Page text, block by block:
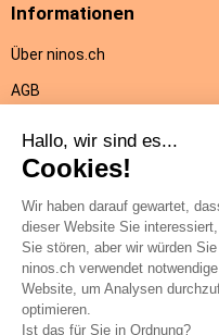
Informationen
Über ninos.ch
AGB
Rückgabe
Datenschutz
Impressum
Hilfe